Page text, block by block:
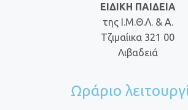
ΕΙΔΙΚΗ ΠΑΙΔΕΙΑ
της Ι.Μ.Θ.Λ. & Α.
Τζιμαίικα 321 00
Λιβαδειά
Ωράριο